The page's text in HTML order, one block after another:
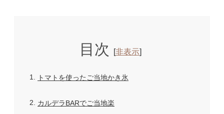
目次 [非表示]
1 トマトを使ったご当地かき氷
2 カルデラBARでご当地楽